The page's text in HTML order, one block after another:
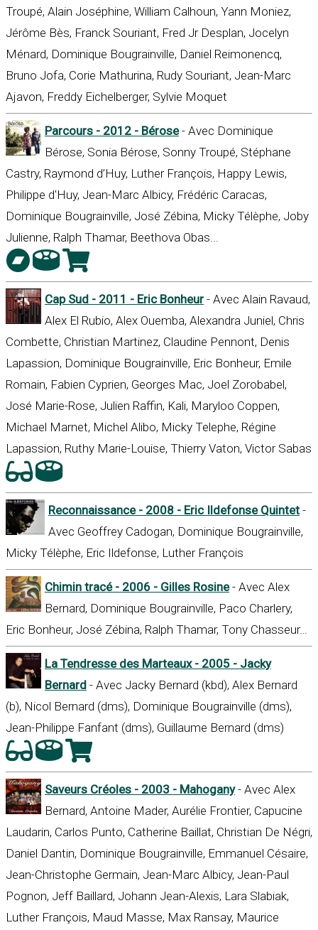
Troupé, Alain Joséphine, William Calhoun, Yann Moniez,
Jérôme Bès, Franck Souriant, Fred Jr Desplan, Jocelyn
Ménard, Dominique Bougrainville, Daniel Reimonencq,
Bruno Jofa, Corie Mathurina, Rudy Souriant, Jean-Marc
Ajavon, Freddy Eichelberger, Sylvie Moquet
Parcours - 2012 - Bérose- Avec Dominique
Bérose, Sonia Bérose, Sonny Troupé, Stéphane
Castry, Raymond d’Huy, Luther François, Happy Lewis,
Philippe d'Huy, Jean-Marc Albicy, Frédéric Caracas,
Dominique Bougrainville, José Zébina, Micky Télèphe, Joby
Julienne, Ralph Thamar, Beethova Obas...
Cap Sud - 2011 - Eric Bonheur - Avec Alain Ravaud,
Alex El Rubio, Alex Ouemba, Alexandra Juniel, Chris
Combette, Christian Martinez, Claudine Pennont, Denis
Lapassion, Dominique Bougrainville, Eric Bonheur, Emile
Romain, Fabien Cyprien, Georges Mac, Joel Zorobabel,
José Marie-Rose, Julien Raffin, Kali, Maryloo Coppen,
Michael Marnet, Michel Alibo, Micky Telephe, Régine
Lapassion, Ruthy Marie-Louise, Thierry Vaton, Victor Sabas
Reconnaissance - 2008 - Eric Ildefonse Quintet -
Avec Geoffrey Cadogan, Dominique Bougrainville,
Micky Télèphe, Eric Ildefonse, Luther François
Chimin tracé - 2006 - Gilles Rosine- Avec Alex
Bernard, Dominique Bougrainville, Paco Charlery,
Eric Bonheur, José Zébina, Ralph Thamar, Tony Chasseur…
La Tendresse des Marteaux - 2005 - Jacky
Bernard - Avec Jacky Bernard (kbd), Alex Bernard
(b), Nicol Bernard (dms), Dominique Bougrainville (dms),
Jean-Philippe Fanfant (dms), Guillaume Bernard (dms)
Saveurs Créoles - 2003 - Mahogany- Avec Alex
Bernard, Antoine Mader, Aurélie Frontier, Capucine
Laudarin, Carlos Punto, Catherine Baillat, Christian De Négri,
Daniel Dantin, Dominique Bougrainville, Emmanuel Césaire,
Jean-Christophe Germain, Jean-Marc Albicy, Jean-Paul
Pognon, Jeff Baillard, Johann Jean-Alexis, Lara Slabiak,
Luther François, Maud Masse, Max Ransay, Maurice